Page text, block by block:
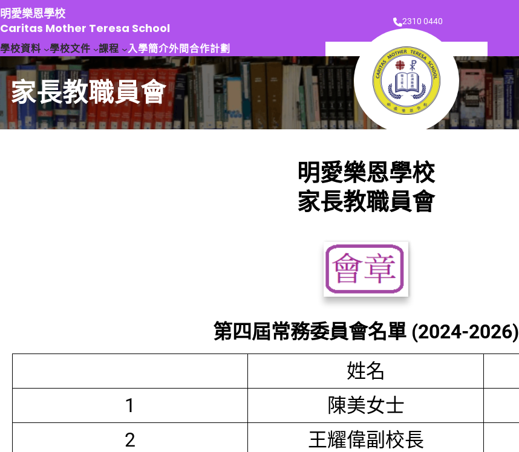
跳
至
主
要
容
明愛樂恩學校
Caritas Mother Teresa School
2310 0440
學校資料 學校文件 課程 入學簡介外間合作計劃
家長教職員會
明愛樂恩學校
家長教職員會
第四屆常務委員會名單 (2024-2026)
姓名
1
陳美女士
2
王耀偉副校長